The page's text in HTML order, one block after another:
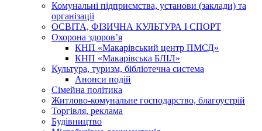
Комунальні підприємства, установи (заклади) та
організації
ОСВІТА, ФІЗИЧНА КУЛЬТУРА І СПОРТ
Охорона здоров’я
КНП «Макарівський центр ПМСД»
КНП «Макарівська БЛІЛ»
Культура, туризм, бібліотечна система
Анонси подій
Сімейна політика
Житлово-комунальне господарство, благоустрій
Торгівля, реклама
Будівництво